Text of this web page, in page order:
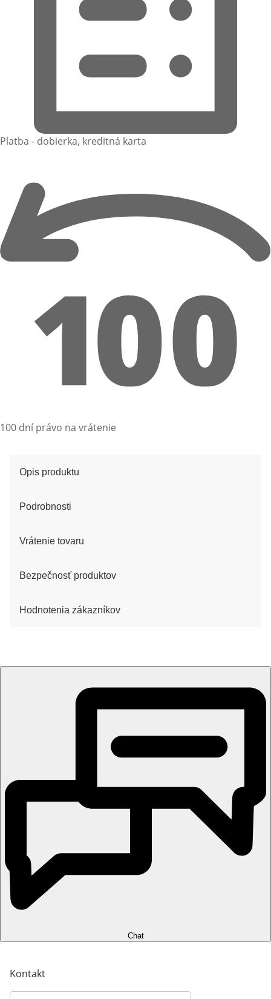
Platba - dobierka, kreditná karta
100 dní právo na vrátenie
Opis produktu
Podrobnosti
Vrátenie tovaru
Bezpečnosť produktov
Hodnotenia zákazníkov
Chat
Kontakt